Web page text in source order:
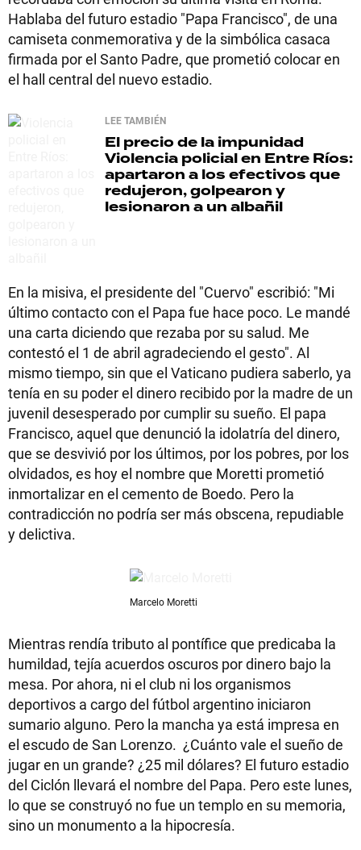
Hablaba del futuro estadio "Papa Francisco", de una
camiseta conmemorativa y de la simbólica casaca
firmada por el Santo Padre, que prometió colocar en
el hall central del nuevo estadio.
LEE TAMBIÉN
El precio de la impunidad
Violencia policial en Entre Ríos:
apartaron a los efectivos que
redujeron, golpearon y
lesionaron a un albañil
En la misiva, el presidente del "Cuervo" escribió: "Mi
último contacto con el Papa fue hace poco. Le mandé
una carta diciendo que rezaba por su salud. Me
contestó el 1 de abril agradeciendo el gesto". Al
mismo tiempo, sin que el Vaticano pudiera saberlo, ya
tenía en su poder el dinero recibido por la madre de un
juvenil desesperado por cumplir su sueño. El papa
Francisco, aquel que denunció la idolatría del dinero,
que se desvivió por los últimos, por los pobres, por los
olvidados, es hoy el nombre que Moretti prometió
inmortalizar en el cemento de Boedo. Pero la
contradicción no podría ser más obscena, repudiable
y delictiva.
Marcelo Moretti
Mientras rendía tributo al pontífice que predicaba la
humildad, tejía acuerdos oscuros por dinero bajo la
mesa. Por ahora, ni el club ni los organismos
deportivos a cargo del fútbol argentino iniciaron
sumario alguno. Pero la mancha ya está impresa en
el escudo de San Lorenzo. ¿Cuánto vale el sueño de
jugar en un grande? ¿25 mil dólares? El futuro estadio
del Ciclón llevará el nombre del Papa. Pero este lunes,
lo que se construyó no fue un templo en su memoria,
sino un monumento a la hipocresía.